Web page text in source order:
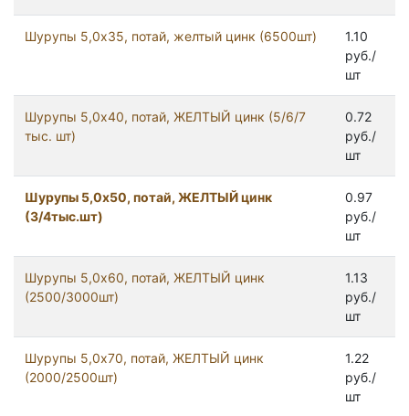
Шурупы 5,0x35, потай, желтый цинк (6500шт)
1.10
руб./
шт
Шурупы 5,0x40, потай, ЖЕЛТЫЙ цинк (5/6/7
тыс. шт)
0.72
руб./
шт
Шурупы 5,0x50, потай, ЖЕЛТЫЙ цинк
(3/4тыс.шт)
0.97
руб./
шт
Шурупы 5,0x60, потай, ЖЕЛТЫЙ цинк
(2500/3000шт)
1.13
руб./
шт
Шурупы 5,0x70, потай, ЖЕЛТЫЙ цинк
(2000/2500шт)
1.22
руб./
шт